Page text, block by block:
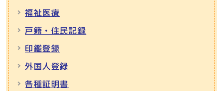
福祉医療
戸籍・住民記録
印鑑登録
外国人登録
各種証明書